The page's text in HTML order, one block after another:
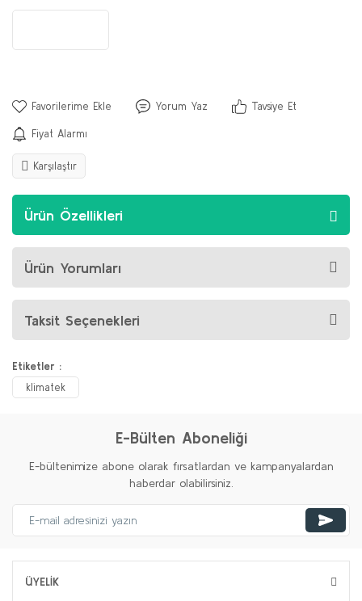
Yorum Yaz Tavsiye Et
Fiyat Alarmı
Karşılaştır
Ürün Özellikleri
Ürün Yorumları
Taksit Seçenekleri
Etiketler :
klimatek
E-Bülten Aboneliği
E-bültenimize abone olarak fırsatlardan ve kampanyalardan
haberdar olabilirsiniz.
ÜYELİK